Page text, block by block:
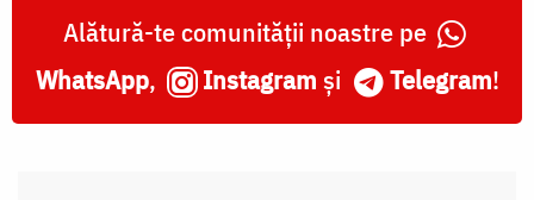
Alătură-te comunității noastre pe
WhatsApp, Instagram și Telegram!